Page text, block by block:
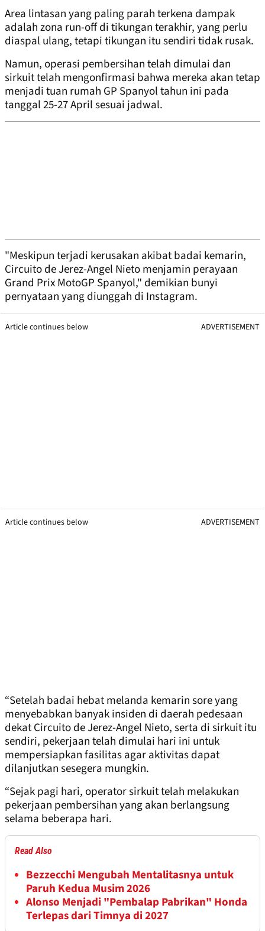
Area lintasan yang paling parah terkena dampak
adalah zona run-off di tikungan terakhir, yang perlu
diaspal ulang, tetapi tikungan itu sendiri tidak rusak.
Namun, operasi pembersihan telah dimulai dan
sirkuit telah mengonfirmasi bahwa mereka akan tetap
menjadi tuan rumah GP Spanyol tahun ini pada
tanggal 25-27 April sesuai jadwal.
"Meskipun terjadi kerusakan akibat badai kemarin,
Circuito de Jerez-Angel Nieto menjamin perayaan
Grand Prix MotoGP Spanyol," demikian bunyi
pernyataan yang diunggah di Instagram.
Article continues below ADVERTISEMENT
Article continues below ADVERTISEMENT
“Setelah badai hebat melanda kemarin sore yang
menyebabkan banyak insiden di daerah pedesaan
dekat Circuito de Jerez-Angel Nieto, serta di sirkuit itu
sendiri, pekerjaan telah dimulai hari ini untuk
mempersiapkan fasilitas agar aktivitas dapat
dilanjutkan sesegera mungkin.
“Sejak pagi hari, operator sirkuit telah melakukan
pekerjaan pembersihan yang akan berlangsung
selama beberapa hari.
Read Also
Bezzecchi Mengubah Mentalitasnya untuk
Paruh Kedua Musim 2026
Alonso Menjadi "Pembalap Pabrikan" Honda
Terlepas dari Timnya di 2027